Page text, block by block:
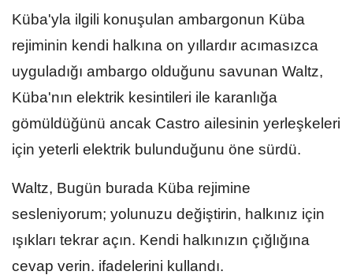
Küba'yla ilgili konuşulan ambargonun Küba
rejiminin kendi halkına on yıllardır acımasızca
uyguladığı ambargo olduğunu savunan Waltz,
Küba'nın elektrik kesintileri ile karanlığa
gömüldüğünü ancak Castro ailesinin yerleşkeleri
için yeterli elektrik bulunduğunu öne sürdü.
Waltz, Bugün burada Küba rejimine
sesleniyorum; yolunuzu değiştirin, halkınız için
ışıkları tekrar açın. Kendi halkınızın çığlığına
cevap verin. ifadelerini kullandı.